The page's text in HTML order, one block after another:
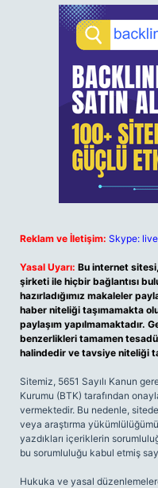
Reklam ve İletişim: Skype:
Yasal Uyarı: Bu internet
şirketi ile hiçbir bağlantısı
hazırladığımız makaleler
haber niteliği taşımamakta
paylaşım yapılmamaktadır.
benzerlikleri tamamen
halindedir ve tavsiye niteliği
Sitemiz, 5651 Sayılı Kanun
Kurumu (BTK) tarafından
vermektedir. Bu nedenle,
veya araştırma
yazdıkları içeriklerin
bu sorumluluğu kabul etmiş
Hukuka ve yasal